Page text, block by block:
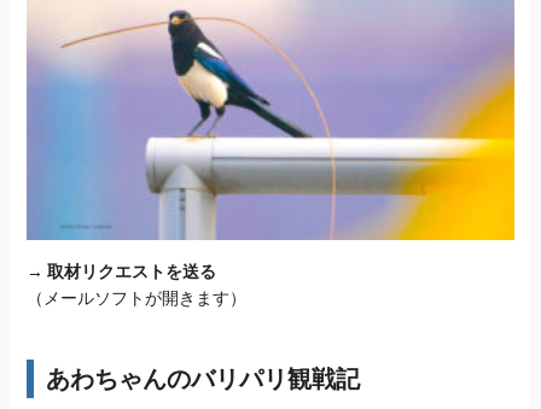
→ 取材リクエストを送る
（メールソフトが開きます）
あわちゃんのバリパリ観戦記